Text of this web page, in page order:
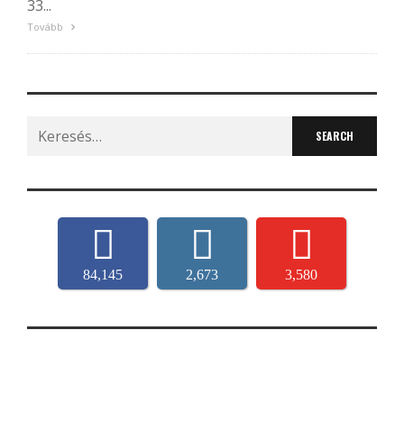
33...
Tovább
Search
for:
84,145 2,673 3,580